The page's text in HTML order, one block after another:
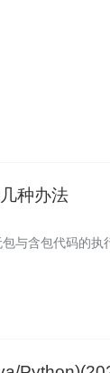
种办法
与含包代码的执